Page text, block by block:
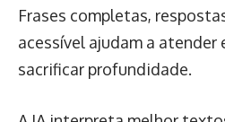
Frases completas,
acessível ajudam a atender
sacrificar profundidade.